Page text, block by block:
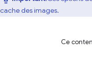
cache des images.
Ce